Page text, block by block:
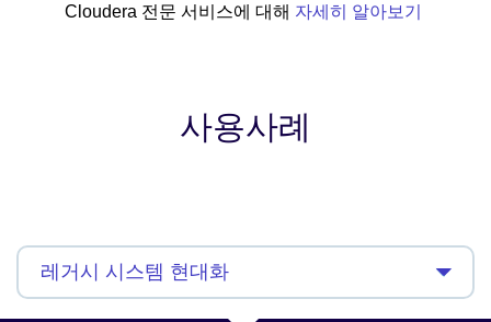
Cloudera 전문 서비스에 대해 자세히 알아보기
사용사례